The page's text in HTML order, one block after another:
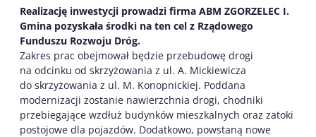
Realizację inwestycji prowadzi firma ABM ZGORZELEC I.
Gmina pozyskała środki na ten cel z Rządowego
Funduszu Rozwoju Dróg.
Zakres prac obejmował będzie przebudowę drogi
na odcinku od skrzyżowania z ul. A. Mickiewicza
do skrzyżowania z ul. M. Konopnickiej. Poddana
modernizacji zostanie nawierzchnia drogi, chodniki
przebiegające wzdłuż budynków mieszkalnych oraz zatoki
postojowe dla pojazdów. Dodatkowo, powstaną nowe